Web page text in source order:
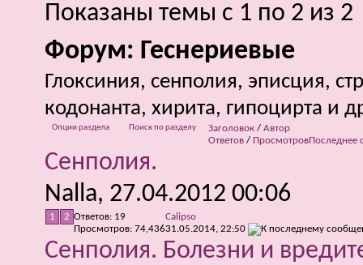
Показаны темы с 1 по 2 из 2
Форум: Геснериевые
Глоксиния, сенполия, эписция,
кодонанта, хирита, гипоцирта и
Опции раздела Поиск по разделу Заголовок / Автор
Ответов / ПросмотровПоследнее
Сенполия.
Nalla, 27.04.2012 00:06
1 2 Ответов: 19
Просмотров: 74,436
Calipso
31.05.2014, 22:50
Сенполия. Болезни и